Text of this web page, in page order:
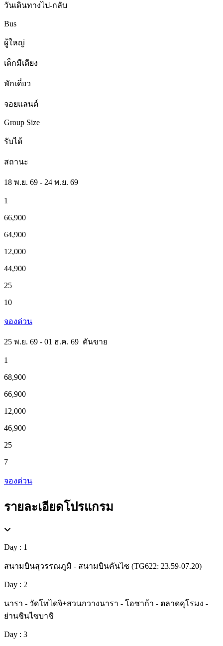
วันเดินทางไป-กลับ
Bus
ผู้ใหญ่
เด็กมีเตียง
พักเดี่ยว
จอยแลนด์
Group Size
รับได้
สถานะ
18 พ.ย. 69 - 24 พ.ย. 69
1
66,900
64,900
12,000
44,900
25
10
จองด่วน
25 พ.ย. 69 - 01 ธ.ค. 69 ดันขาย
1
68,900
66,900
12,000
46,900
25
7
จองด่วน
รายละเอียดโปรแกรม
Day : 1
สนามบินสุวรรณภูมิ - สนามบินคันไซ (TG622: 23.59-07.20)
Day : 2
นารา - วัดโทไดจิ+สวนกวางนารา - โอซาก้า - ตลาดคุโรมง -
ย่านชินไซบาชิ
Day : 3